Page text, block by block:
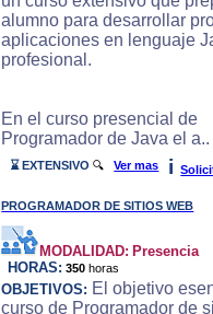
alumno para desarrollar
aplicaciones en lenguaje
profesional.
En el curso presencial de
Programador de Java el
⌛ EXTENSIVO 🔍Ver mas i
PROGRAMADOR DE SITIOS WEB
MODALIDAD: Presencia
HORAS: 350 horas
OBJETIVOS: El objetivo
curso de Programador de